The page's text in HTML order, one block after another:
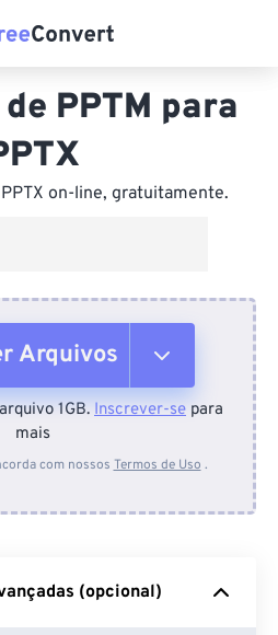
PPTM para
on-line, gratuitamente.
Arquivos
Drive
1GB. Inscrever-se para
mais
com nossos Termos de Uso .
(opcional)